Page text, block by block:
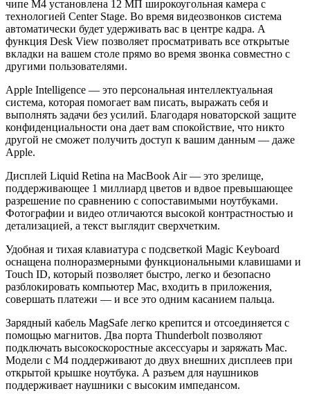
чипе М4 установлена 12 МП широкоугольная камера с
технологией Center Stage. Во время видеозвонков система
автоматически будет удерживать вас в центре кадра. А
функция Desk View позволяет просматривать все открытые
вкладки на вашем столе прямо во время звонка совместно с
другими пользователями.
Apple Intelligence — это персональная интеллектуальная
система, которая помогает вам писать, выражать себя и
выполнять задачи без усилий. Благодаря новаторской защите
конфиденциальности она дает вам спокойствие, что никто
другой не сможет получить доступ к вашим данным — даже
Apple.
Дисплей Liquid Retina на MacBook Air — это зрелище,
поддерживающее 1 миллиард цветов и вдвое превышающее
разрешение по сравнению с сопоставимыми ноутбуками.
Фотографии и видео отличаются высокой контрастностью и
детализацией, а текст выглядит сверхчетким.
Удобная и тихая клавиатура с подсветкой Magic Keyboard
оснащена полноразмерными функциональными клавишами и
Touch ID, который позволяет быстро, легко и безопасно
разблокировать компьютер Mac, входить в приложения,
совершать платежи — и все это одним касанием пальца.
Зарядный кабель MagSafe легко крепится и отсоединяется с
помощью магнитов. Два порта Thunderbolt позволяют
подключать высокоскоростные аксессуары и заряжать Mac.
Модели с M4 поддерживают до двух внешних дисплеев при
открытой крышке ноутбука. А разъем для наушников
поддерживает наушники с высоким импедансом.